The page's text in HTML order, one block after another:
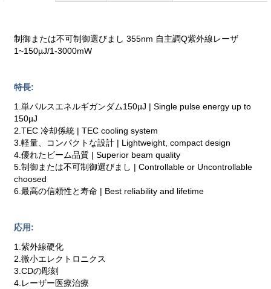
制御または不可制御選びまし 355nm 自主調Q紫外線レーザ
1~150µJ/1-3000mW
特長:
1.単パルスエネルギガンダム150µJ | Single pulse energy up to
150µJ
2.TEC 冷却係統 | TEC cooling system
3.軽量、コンパクトな設計 | Lightweight, compact design
4.優れたビーム品質 | Superior beam quality
5.制御または不可制御選びまし | Controllable or Uncontrollable
choosed
6.最高の信頼性と寿命 | Best reliability and lifetime
応用:
1.紫外線硬化
2.微小エレクトロニクス
3.CDの彫刻
4.レーザー医療治療